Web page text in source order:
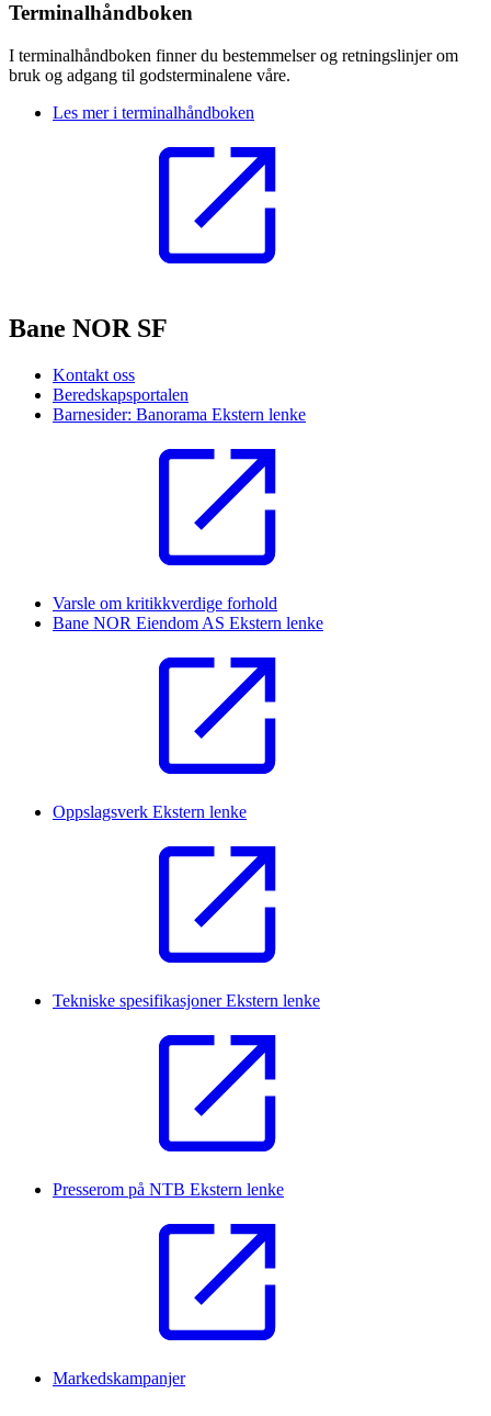
Terminalhåndboken
I terminalhåndboken finner du bestemmelser og retningslinjer om
bruk og adgang til godsterminalene våre.
Les mer i terminalhåndboken
Bane NOR SF
Kontakt oss
Beredskapsportalen
Barnesider: Banorama Ekstern lenke
Varsle om kritikkverdige forhold
Bane NOR Eiendom AS Ekstern lenke
Oppslagsverk Ekstern lenke
Tekniske spesifikasjonerEkstern lenke
Presserom på NTB Ekstern lenke
Markedskampanjer